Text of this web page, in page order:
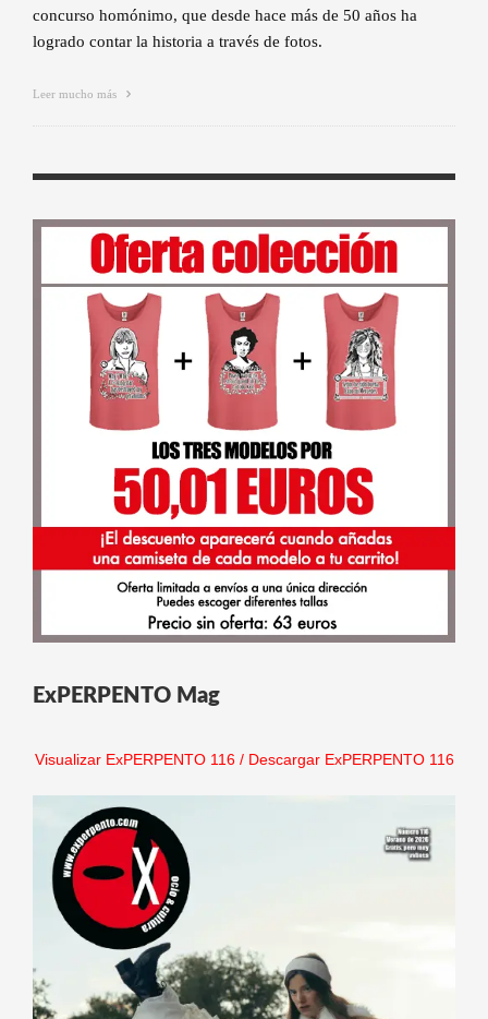
concurso homónimo, que desde hace más de 50 años ha
logrado contar la historia a través de fotos.
Leer mucho más
ExPERPENTO Mag
Visualizar ExPERPENTO 116/ Descargar ExPERPENTO 116